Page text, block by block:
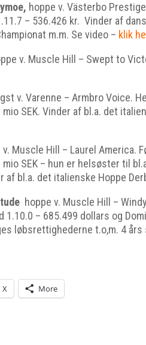
hoppe v. Västerbo
– 536.426 kr. Vinder af
m.m. Se video – klik
v. Muscle Hill – Swept to
v. Varenne – Armbro Voice.
SEK. Vinder af bl.a. det
v. Muscle Hill – Laurel America.
SEK – hun er helsøster til
af bl.a. det italienske Hoppe
hoppe v. Muscle Hill –
1.10.0 – 685.499 dollars og
løbsrettighederne t.o,m. 4
X More